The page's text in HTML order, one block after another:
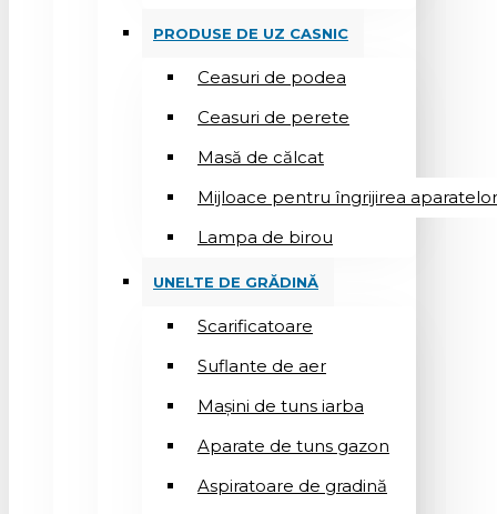
PRODUSE DE UZ CASNIC
Ceasuri de podea
Ceasuri de perete
Masă de călcat
Mijloace pentru îngrijirea
Lampa de birou
UNELTE DE GRĂDINĂ
Scarificatoare
Suflantе de aer
Mașini de tuns iarba
Aparate de tuns gazon
Aspiratoare de gradină